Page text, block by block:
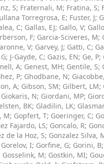
S; Fraternali, M; Fratina, S;
Torregrosa, E; Fuster, J;
C; Gallas, EJ; Gallo, V;
F; Garcia-Sciveres, M;
V; Garvey, J; Gatti, C;
; J-Gayde, C; Gazis, EN; Ge, P;
A; Genest, MH; Gentile, S;
P; Ghodbane, N;
A; Gibson, SM; Gilbert, LM;
Giokaris, N; Giordani, MP;
BK; Gladilin, LK;
M; Gopfert, T; Goeringer, C;
Fajardo, LS; Goncalo, R;
de la Hoz, S; Gonzalez Silva,
Gorelov, I; Gorfine, G; Gorini, B;
Gosselink, M; Gostkin, MI;